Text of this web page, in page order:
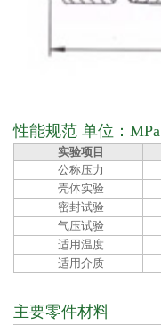
性能规范 单位：MPa
实验项目
公称压力
壳体实验
密封试验
气压试验
适用温度
适用介质
主要零件材料